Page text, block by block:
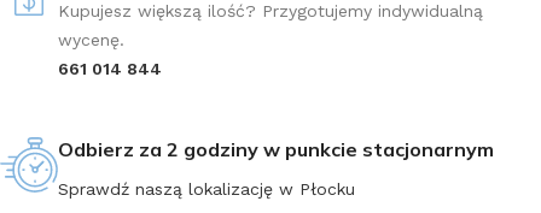
Kupujesz większą ilość? Przygotujemy indywidualną
wycenę.
661 014 844
Odbierz za 2 godziny w punkcie stacjonarnym
Sprawdź naszą lokalizację w Płocku